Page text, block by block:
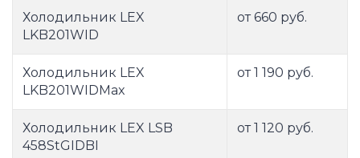
Холодильник LEX
LKB201WID
от 660 руб.
Холодильник LEX
LKB201WIDMax
от 1 190 руб.
Холодильник LEX LSB
458StGIDBI
от 1 120 руб.